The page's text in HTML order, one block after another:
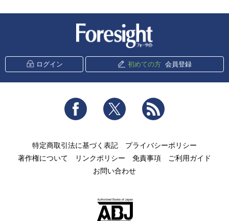
ログイン 初めての方 会員登録
Facebook Twitter
特定商取引法に基づく表記
プライバシーポリシー
著作権について
リンクポリシー 免責事項
ご利用ガイド
お問い合わせ